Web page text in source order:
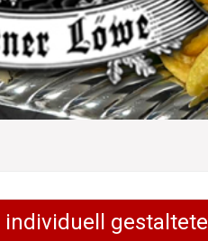
individuell